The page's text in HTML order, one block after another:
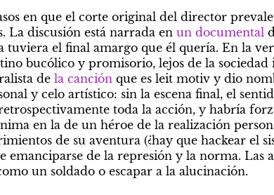
en que el corte original del director
discusión está narrada en un documental
tuviera el final amargo que él quería. En la
bucólico y promisorio, lejos de la
de la canción que es leit motiv y dio
y celo artístico: sin la escena final, el
toda la acción, y habría
en la de un héroe de la realización
de su aventura (¿hay que hackear el
emanciparse de la represión y la norma. Las
un soldado o escapar a la alucinación.